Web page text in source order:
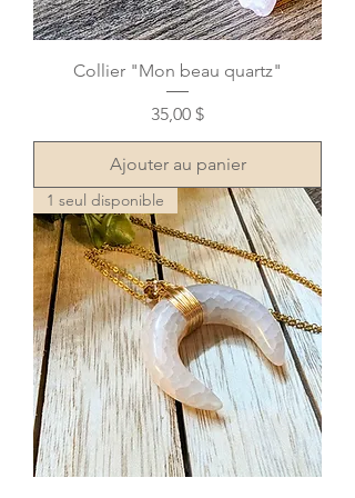
Collier "Mon beau quartz"
Prix
35,00 $
Ajouter au panier
1 seul disponible